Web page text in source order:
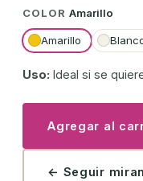
COLOR Amarillo
Amarillo
Uso: Ideal si se
Agregar al
← Seguir